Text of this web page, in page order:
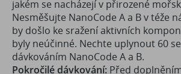
jakém se nacházejí v přirozené
Nesměšujte NanoCode A a B v téže
by došlo ke sražení aktivních
byly neúčinné. Nechte uplynout 60
dávkováním NanoCode A a B.
Pokročilé dávkování: Před